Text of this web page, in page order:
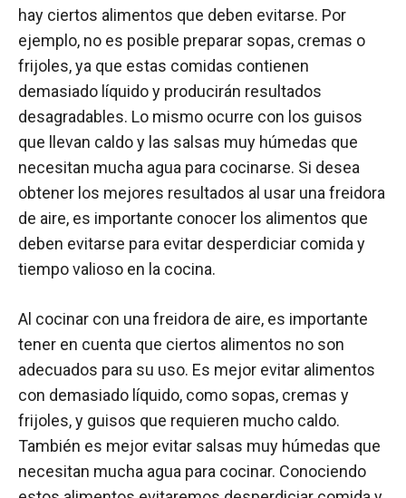
hay ciertos alimentos que deben evitarse. Por
ejemplo, no es posible preparar sopas, cremas o
frijoles, ya que estas comidas contienen
demasiado líquido y producirán resultados
desagradables. Lo mismo ocurre con los guisos
que llevan caldo y las salsas muy húmedas que
necesitan mucha agua para cocinarse. Si desea
obtener los mejores resultados al usar una freidora
de aire, es importante conocer los alimentos que
deben evitarse para evitar desperdiciar comida y
tiempo valioso en la cocina.
Al cocinar con una freidora de aire, es importante
tener en cuenta que ciertos alimentos no son
adecuados para su uso. Es mejor evitar alimentos
con demasiado líquido, como sopas, cremas y
frijoles, y guisos que requieren mucho caldo.
También es mejor evitar salsas muy húmedas que
necesitan mucha agua para cocinar. Conociendo